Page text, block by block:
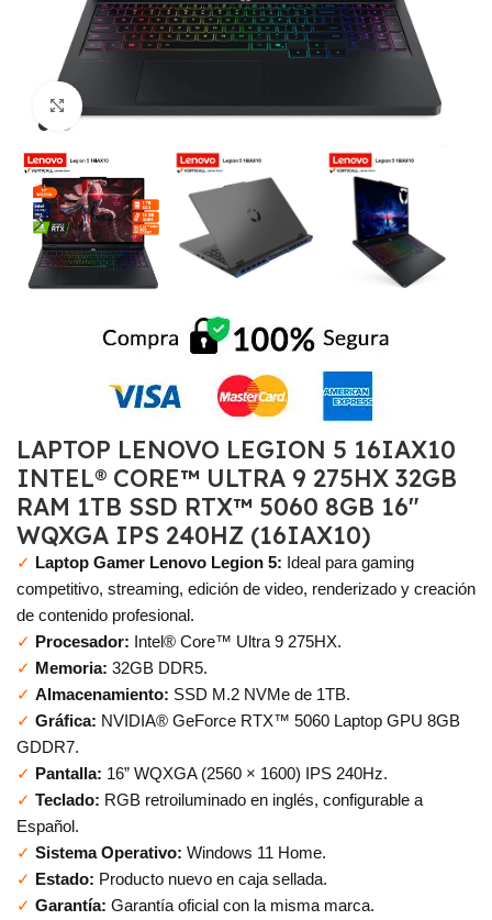
Click to enlarge
LAPTOP LENOVO LEGION 5 16IAX10
INTEL® CORE™ ULTRA 9 275HX 32GB
RAM 1TB SSD RTX™ 5060 8GB 16″
WQXGA IPS 240HZ (16IAX10)
✓ Laptop Gamer Lenovo Legion 5: Ideal para gaming
competitivo, streaming, edición de video, renderizado y creación
de contenido profesional.
✓ Procesador: Intel® Core™ Ultra 9 275HX.
✓ Memoria: 32GB DDR5.
✓ Almacenamiento: SSD M.2 NVMe de 1TB.
✓ Gráfica: NVIDIA® GeForce RTX™ 5060 Laptop GPU 8GB
GDDR7.
✓ Pantalla: 16” WQXGA (2560 × 1600) IPS 240Hz.
✓ Teclado: RGB retroiluminado en inglés, configurable a
Español.
✓ Sistema Operativo: Windows 11 Home.
✓ Estado: Producto nuevo en caja sellada.
✓ Garantía: Garantía oficial con la misma marca.